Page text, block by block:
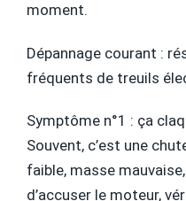
moment.
Dépannage courant :
fréquents de treuils
Symptôme n°1 : ça
Souvent, c’est une
faible, masse
d’accuser le moteur,